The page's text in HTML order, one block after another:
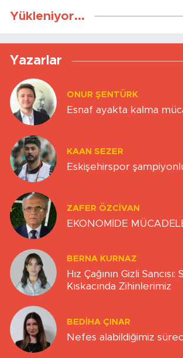
Yükleniyor...
Yazarlar
ONUR ŞENTÜRK
Esnaf ayakta kalma
KAAN SEZER
Eskişehirspor
ZAFER ÖZCIVAN
EKONOMİDE
BERNA KURNAZ
Hız Çağının Gizli Sancısı:
Kıskacında Zihinlerimiz
BEDIHA ÇINAR
Nefes alabildiğimiz